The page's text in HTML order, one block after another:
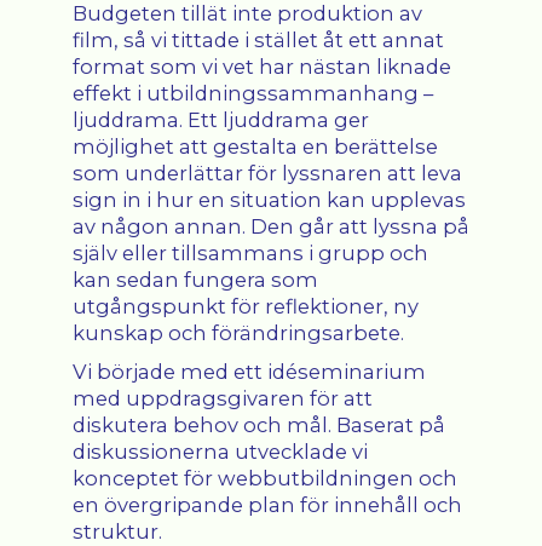
Budgeten tillät inte produktion av
film, så vi tittade i stället åt ett annat
format som vi vet har nästan liknade
effekt i utbildningssammanhang –
ljuddrama. Ett ljuddrama ger
möjlighet att gestalta en berättelse
som underlättar för lyssnaren att leva
sign in i hur en situation kan upplevas
av någon annan. Den går att lyssna på
själv eller tillsammans i grupp och
kan sedan fungera som
utgångspunkt för reflektioner, ny
kunskap och förändringsarbete.
Vi började med ett idéseminarium
med uppdragsgivaren för att
diskutera behov och mål. Baserat på
diskussionerna utvecklade vi
konceptet för webbutbildningen och
en övergripande plan för innehåll och
struktur.